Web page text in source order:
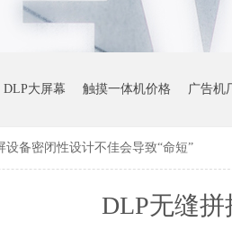
DLP大屏幕 触摸一体机价格 广告机
设备密闭性设计不佳会导致“命短”
DLP无缝拼